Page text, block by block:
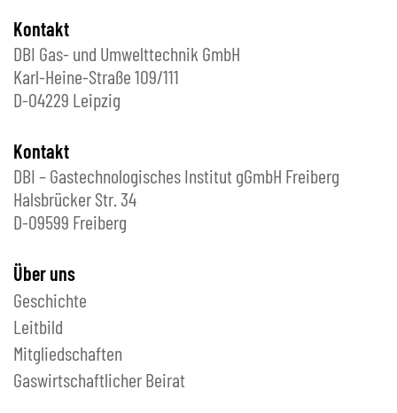
Kontakt
DBI Gas- und Umwelttechnik GmbH
Karl-Heine-Straße 109/111
D-04229 Leipzig
Kontakt
DBI – Gastechnologisches Institut gGmbH Freiberg
Halsbrücker Str. 34
D-09599 Freiberg
Über uns
Geschichte
Leitbild
Mitgliedschaften
Gaswirtschaftlicher Beirat